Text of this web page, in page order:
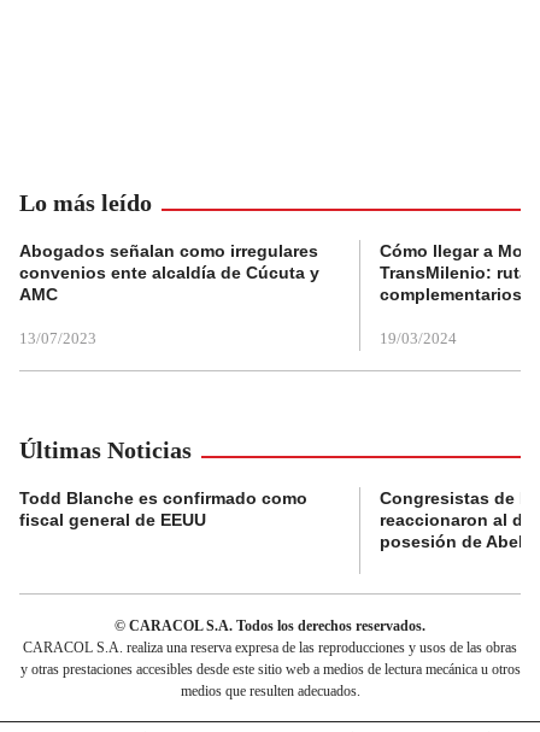
Lo más leído
Abogados señalan como irregulares
convenios ente alcaldía de Cúcuta y
AMC
13/07/2023
Cómo llegar a
TransMilenio:
complementarios
19/03/2024
Últimas Noticias
Todd Blanche es confirmado como
fiscal general de EEUU
Congresistas de
reaccionaron al
posesión de
© CARACOL S.A. Todos los derechos reservados.
CARACOL S.A. realiza una reserva expresa de las reproducciones y usos de las obras
y otras prestaciones accesibles desde este sitio web a medios de lectura mecánica u otros
medios que resulten adecuados.